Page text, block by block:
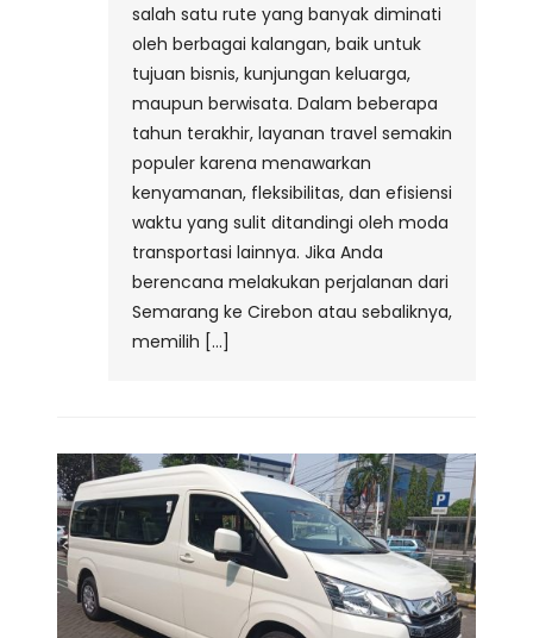
salah satu rute yang banyak diminati
oleh berbagai kalangan, baik untuk
tujuan bisnis, kunjungan keluarga,
maupun berwisata. Dalam beberapa
tahun terakhir, layanan travel semakin
populer karena menawarkan
kenyamanan, fleksibilitas, dan efisiensi
waktu yang sulit ditandingi oleh moda
transportasi lainnya. Jika Anda
berencana melakukan perjalanan dari
Semarang ke Cirebon atau sebaliknya,
memilih […]